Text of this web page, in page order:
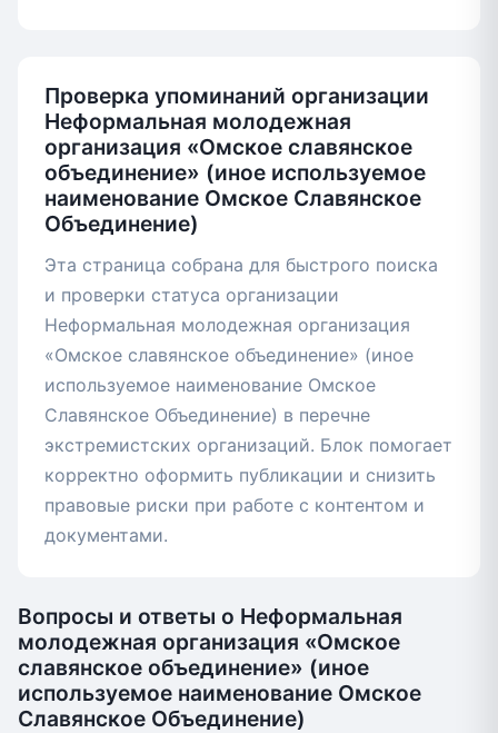
Проверка упоминаний организации
Неформальная молодежная
организация «Омское славянское
объединение» (иное используемое
наименование Омское Славянское
Объединение)
Эта страница собрана для быстрого поиска
и проверки статуса организации
Неформальная молодежная организация
«Омское славянское объединение» (иное
используемое наименование Омское
Славянское Объединение) в перечне
экстремистских организаций. Блок помогает
корректно оформить публикации и снизить
правовые риски при работе с контентом и
документами.
Вопросы и ответы о Неформальная
молодежная организация «Омское
славянское объединение» (иное
используемое наименование Омское
Славянское Объединение)